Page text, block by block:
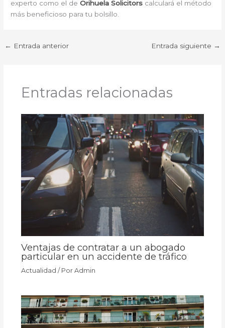
experto como el deOrihuela Solicitors calculará el método
más beneficioso para tu bolsillo.
← Entrada anterior Entrada siguiente →
Entradas relacionadas
Ventajas de contratar a un abogado
particular en un accidente de tráfico
Actualidad / Por Admin